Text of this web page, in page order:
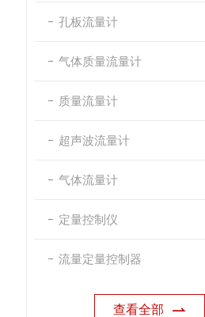
孔板流量计
气体质量流量计
质量流量计
超声波流量计
气体流量计
定量控制仪
流量定量控制器
查看全部